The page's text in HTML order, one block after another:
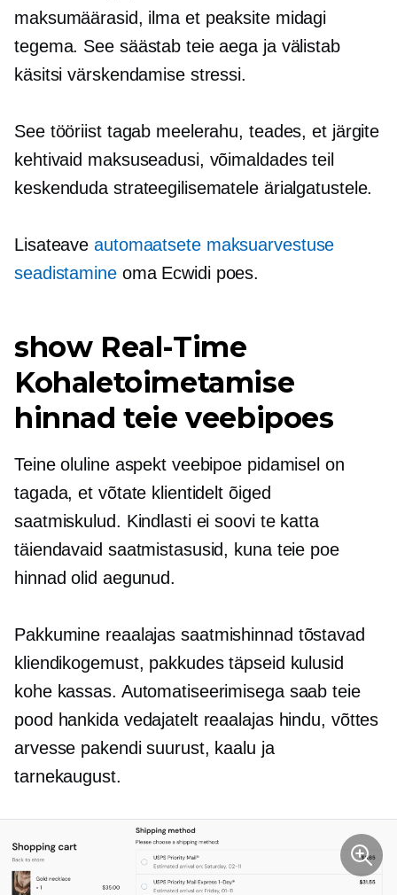
maksumäärasid, ilma et peaksite midagi
tegema. See säästab teie aega ja välistab
käsitsi värskendamise stressi.
See tööriist tagab meelerahu, teades, et järgite
kehtivaid maksuseadusi, võimaldades teil
keskenduda strateegilisematele ärialgatustele.
Lisateaveautomaatsete maksuarvestuse
seadistamineoma Ecwidi poes.
show Real-Time
Kohaletoimetamise
hinnad teie veebipoes
Teine oluline aspekt veebipoe pidamisel on
tagada, et võtate klientidelt õiged
saatmiskulud. Kindlasti ei soovi te katta
täiendavaid saatmistasusid, kuna teie poe
hinnad olid aegunud.
Pakkumine reaalajas saatmishinnad tõstavad
kliendikogemust, pakkudes täpseid kulusid
kohe kassas. Automatiseerimisega saab teie
pood hankida vedajatelt reaalajas hindu, võttes
arvesse pakendi suurust, kaalu ja
tarnekaugust.